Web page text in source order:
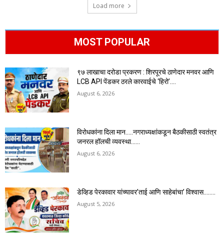
Load more
MOST POPULAR
९७ लाखाचा दरोडा प्रकरण : शिरपूरचे ठाणेदार मनवर आणि
LCB API पेंडकर ठरले कारवाईचे ‘हिरो’….
August 6, 2026
विरोधकांना दिला मान…..नगराध्यक्षांकडून बैठकीसाठी स्वतंत्र
जनरल हॉलची व्यवस्था……
August 6, 2026
डेव्हिड पेरकावार यांच्यावर’ताई आणि साहेबांचा’ विश्वास……..
August 5, 2026